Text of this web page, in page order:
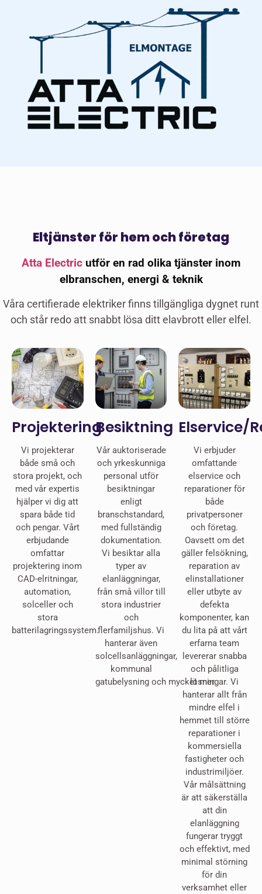
Eltjänster för hem och företag
Atta Electric utför en rad olika tjänster inom
elbranschen, energi & teknik
Våra certifierade elektriker finns tillgängliga dygnet runt
och står redo att snabbt lösa ditt elavbrott eller elfel.
Projektering
Vi projekterar
både små och
stora projekt, och
med vår expertis
hjälper vi dig att
spara både tid
och pengar. Vårt
erbjudande
omfattar
projektering inom
CAD-elritningar,
automation,
solceller och
stora
batterilagringssystem.
Besiktning
Vår auktoriserade
och yrkeskunniga
personal utför
besiktningar
enligt
branschstandard,
med fullständig
dokumentation.
Vi besiktar alla
typer av
elanläggningar,
från små villor till
stora industrier
och
flerfamiljshus. Vi
hanterar även
solcellsanläggningar,
kommunal
gatubelysning och mycket mer.
Elservice/
Vi erbjuder
omfattande
elservice och
reparationer för
både
privatpersoner
och företag.
Oavsett om det
gäller felsökning,
reparation av
elinstallationer
eller utbyte av
defekta
komponenter, kan
du lita på att vårt
erfarna team
levererar snabba
och pålitliga
lösningar. Vi
hanterar allt från
mindre elfel i
hemmet till större
reparationer i
kommersiella
fastigheter och
industrimiljöer.
Vår målsättning
är att säkerställa
att din
elanläggning
fungerar tryggt
och effektivt, med
minimal störning
för din
verksamhet eller